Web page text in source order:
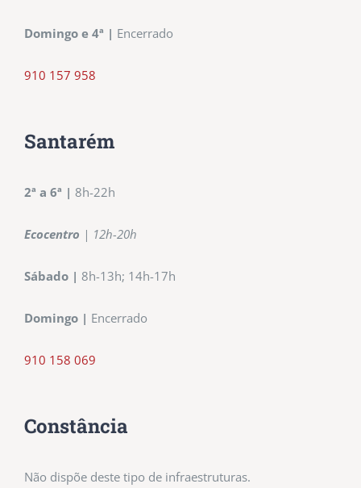
Domingo e 4ª | Encerrado
910 157 958
Santarém
2ª a 6ª | 8h-22h
Ecocentro | 12h-20h
Sábado | 8h-13h; 14h-17h
Domingo | Encerrado
910 158 069
Constância
Não dispõe deste tipo de infraestruturas.